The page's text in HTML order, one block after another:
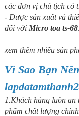
các đơn vị chủ tịch có
- Được sản xuất và
đối với Micro toa ts-
xem thêm nhiều sản
Vì Sao Bạn
1.Khách hàng luôn
phẩm chất lượng